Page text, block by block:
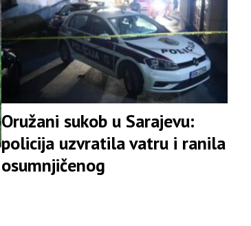
Oružani sukob u Sarajevu:
policija uzvratila vatru i ranila
osumnjičenog